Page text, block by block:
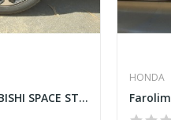
Jante – MITSUBISHI SPACE STAR HATCHBACK (A0_A)
HONDA